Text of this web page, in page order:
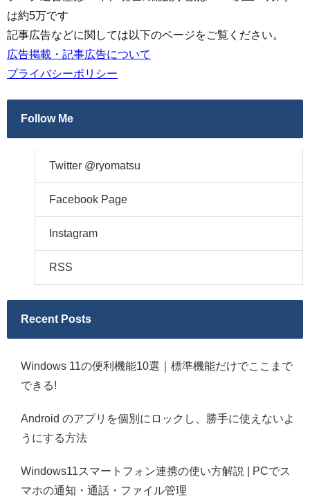
は約5万です
記事広告などに関しては以下のページをご覧ください。
広告掲載・記事広告について
プライバシーポリシー
Follow Me
Twitter @ryomatsu
Facebook Page
Instagram
RSS
Recent Posts
Windows 11の便利機能10選｜標準機能だけでここまで
できる!
Android のアプリを個別にロックし、勝手に使えないよ
うにする方法
Windows11スマートフォン連携の使い方解説 | PCでス
マホの通知・通話・ファイル管理